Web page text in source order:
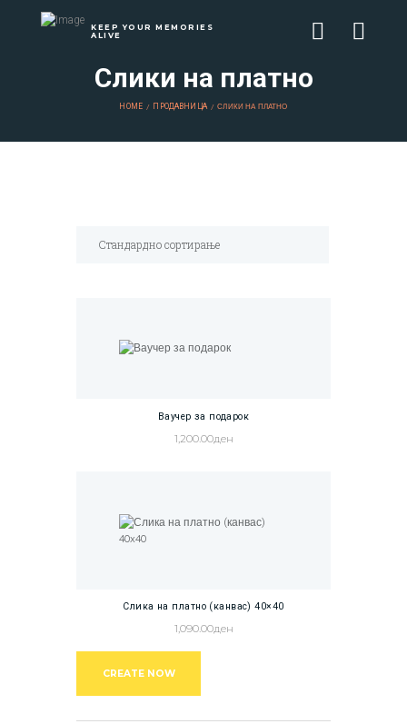
KEEP YOUR MEMORIES
ALIVE
Слики на платно
HOME ПРОДАВНИЦА СЛИКИ НА ПЛАТНО
Ваучер за подарок
1,200.00ден
Слика на платно (канвас) 40×40
1,090.00ден
CREATE NOW